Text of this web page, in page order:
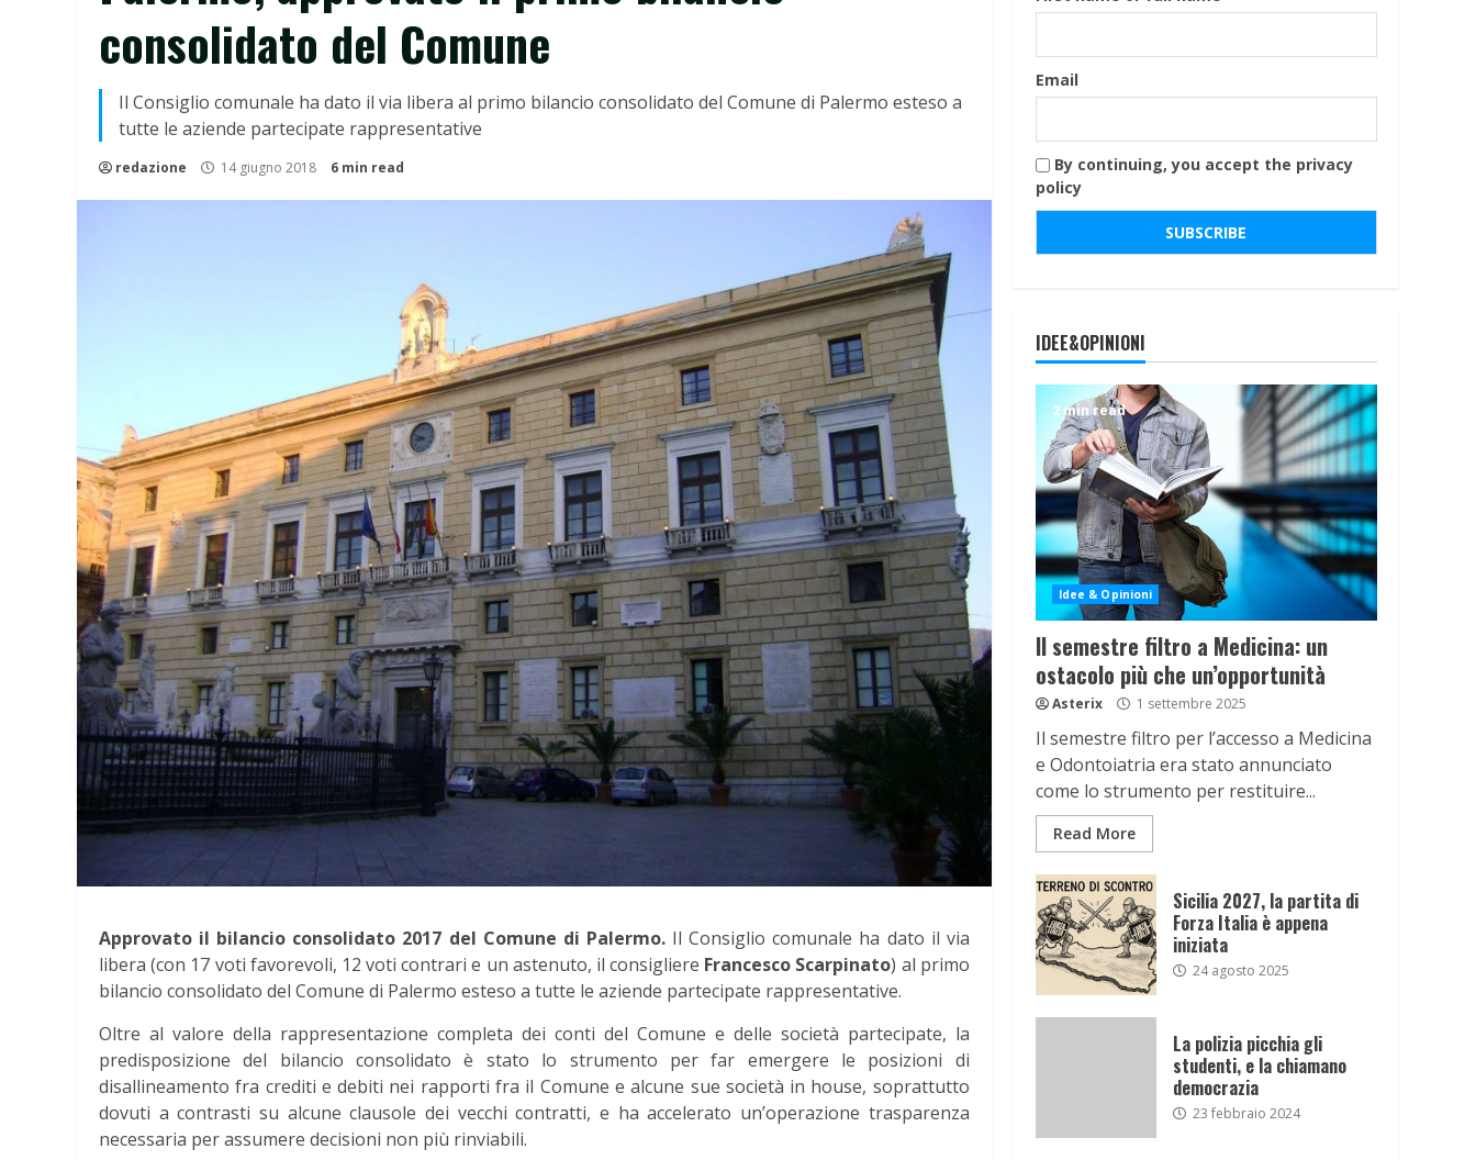
consolidato del Comune
Il Consiglio comunale ha dato il via libera al primo bilancio consolidato del Comune di Palermo esteso a
tutte le aziende partecipate rappresentative
redazione 14 giugno 2018 6 min read
Approvato il bilancio consolidato 2017 del Comune di Palermo.Il Consiglio comunale ha dato il via
libera (con 17 voti favorevoli, 12 voti contrari e un astenuto, il consigliere Francesco Scarpinato) al primo
bilancio consolidato del Comune di Palermo esteso a tutte le aziende partecipate rappresentative.
Oltre al valore della rappresentazione completa dei conti del Comune e delle società partecipate, la
predisposizione del bilancio consolidato è stato lo strumento per far emergere le posizioni di
disallineamento fra crediti e debiti nei rapporti fra il Comune e alcune sue società in house, soprattutto
dovuti a contrasti su alcune clausole dei vecchi contratti, e ha accelerato un’operazione trasparenza
necessaria per assumere decisioni non più rinviabili.
Email
By continuing, you accept the privacy
policy
IDEE&OPINIONI
2 min read
Idee & Opinioni
Il semestre filtro a Medicina: un
ostacolo più che un’opportunità
Asterix 1 settembre 2025
Il semestre filtro per l’accesso a Medicina
e Odontoiatria era stato annunciato
come lo strumento per restituire...
Read More
Sicilia 2027, la partita di
Forza Italia è appena
iniziata
24 agosto 2025
La polizia picchia gli
studenti, e la chiamano
democrazia
23 febbraio 2024